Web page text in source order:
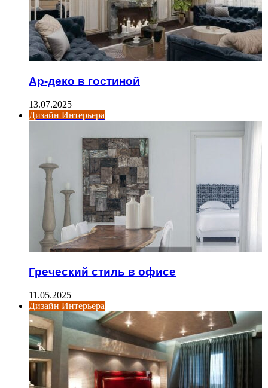
Ар-деко в гостиной
13.07.2025
Дизайн Интерьера
Греческий стиль в офисе
11.05.2025
Дизайн Интерьера